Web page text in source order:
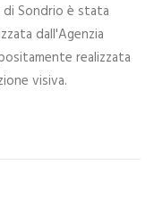
di Sondrio è stata
dall'Agenzia
realizzata
visiva.